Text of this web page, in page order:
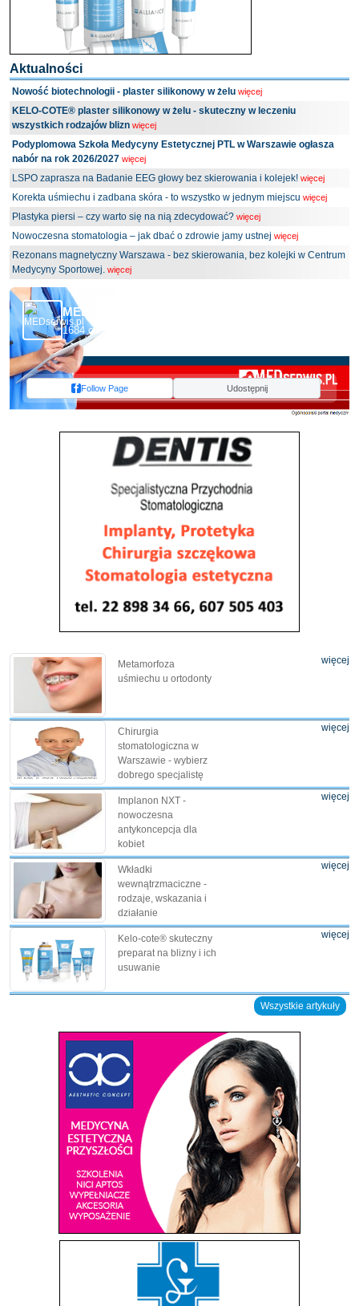
Aktualności
Nowość biotechnologii - plaster silikonowy w żelu więcej
KELO-COTE® plaster silikonowy w żelu - skuteczny w leczeniu
wszystkich rodzajów blizn więcej
Podyplomowa Szkoła Medycyny Estetycznej PTL w Warszawie ogłasza
nabór na rok 2026/2027 więcej
LSPO zaprasza na Badanie EEG głowy bez skierowania i kolejek! więcej
Korekta uśmiechu i zadbana skóra - to wszystko w jednym miejscu więcej
Plastyka piersi – czy warto się na nią zdecydować? więcej
Nowoczesna stomatologia – jak dbać o zdrowie jamy ustnej więcej
Rezonans magnetyczny Warszawa - bez skierowania, bez kolejki w Centrum
Medycyny Sportowej. więcej
MEDserwis.pl - Ogólnopolski Portal Medyczny
1684 obserwujących
Follow Page Udostępnij
Metamorfoza
uśmiechu u ortodonty
więcej
Chirurgia
stomatologiczna w
Warszawie - wybierz
dobrego specjalistę
więcej
Implanon NXT -
nowoczesna
antykoncepcja dla
kobiet
więcej
Wkładki
wewnątrzmaciczne -
rodzaje, wskazania i
działanie
więcej
Kelo-cote® skuteczny
preparat na blizny i ich
usuwanie
więcej
Wszystkie artykuły